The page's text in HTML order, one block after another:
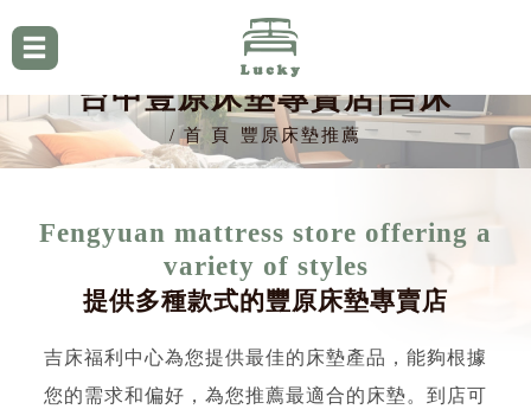
台中豐原床墊專賣店|吉床
首 頁 豐原床墊推薦
Fengyuan mattress store offering a
variety of styles
提供多種款式的豐原床墊專賣店
吉床福利中心為您提供最佳的床墊產品，能夠根據
您的需求和偏好，為您推薦最適合的床墊。到店可